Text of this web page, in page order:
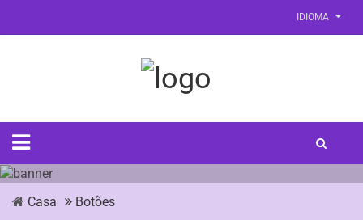
IDIOMA
Casa Botões